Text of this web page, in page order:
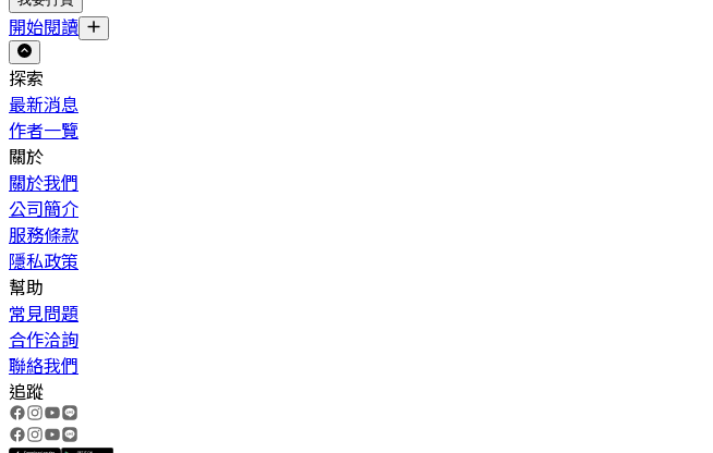
開始閱讀
探索
最新消息
作者一覽
關於
關於我們
公司簡介
服務條款
隱私政策
幫助
常見問題
合作洽詢
聯絡我們
追蹤